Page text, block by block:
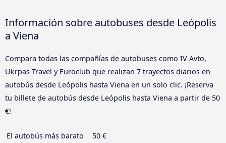
Información sobre autobuses desde Leópolis
a Viena
Compara todas las compañías de autobuses como IV Avto,
Ukrpas Travel y Euroclub que realizan 7 trayectos diarios en
autobús desde Leópolis hasta Viena en un solo clic. ¡Reserva
tu billete de autobús desde Leópolis hasta Viena a partir de 50
€!
El autobús más barato
50 €